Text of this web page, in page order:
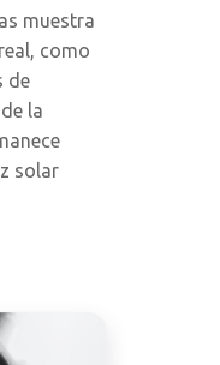
muestra
como
de
la
solar